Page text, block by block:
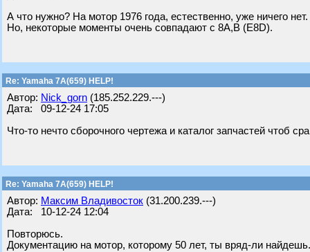
А что нужно? На мотор 1976 года, естественно, уже ничего нет.
Но, некоторые моменты очень совпадают с 8А,В (E8D).
Re: Yamaha 7A(659) HELP!
Автор: Nick_gorn (185.252.229.---)
Дата: 09-12-24 17:05
Что-то нечто сборочного чертежа и каталог запчастей чтоб
Re: Yamaha 7A(659) HELP!
Автор: Максим Владивосток (31.200.239.---)
Дата: 10-12-24 12:04
Повторюсь.
Документацию на мотор, которому 50 лет, ты вряд-ли найдешь.